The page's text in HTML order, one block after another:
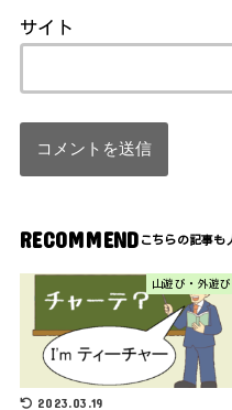
サイト
RECOMMEND
山遊び・外遊び
2023.03.19